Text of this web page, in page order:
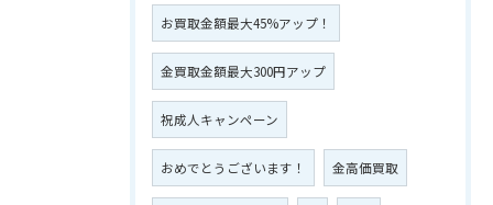
お買取金額最大45%アップ！
金買取金額最大300円アップ
祝成人キャンペーン
おめでとうございます！ 金高価買取